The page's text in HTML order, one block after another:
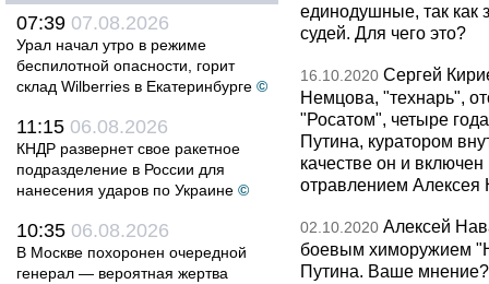
07:39 07.08.2026
Урал начал утро в режиме
беспилотной опасности, горит
склад Wilberries в Екатеринбурге ©
11:15 06.08.2026
КНДР развернет свое ракетное
подразделение в России для
нанесения ударов по Украине ©
10:35 06.08.2026
В Москве похоронен очередной
генерал — вероятная жертва
единодушные, так как
судей. Для чего это?
16.10.2020 Сергей
Немцова, "технарь",
"Росатом", четыре
Путина, куратором
качестве он и
отравлением
02.10.2020 Алексей
боевым химоружием
Путина. Ваше мнение?